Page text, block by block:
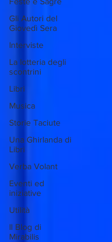
Gli Autori del
Giovedì Sera
Interviste
La lotteria degli
scontrini
Libri
Musica
Storie Taciute
Una Ghirlanda di
Libri
Verba Volant
Eventi ed
iniziative
Utilità
Il Blog di
Mirabilis